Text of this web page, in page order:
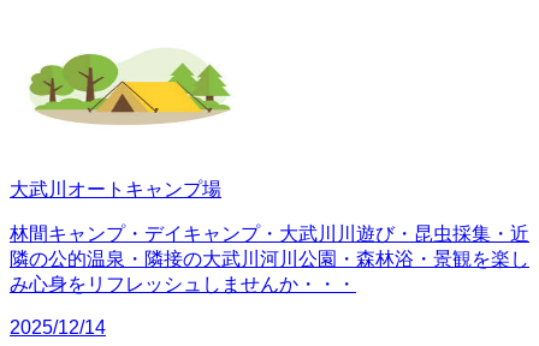
大武川オートキャンプ場
林間キャンプ・デイキャンプ・大武川川遊び・昆虫採集・近
隣の公的温泉・隣接の大武川河川公園・森林浴・景観を楽し
み心身をリフレッシュしませんか・・・
2025/12/14